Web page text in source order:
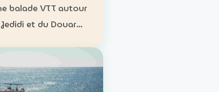
balade VTT autour
et du Douar
h à 1 h 30 Niveau :
Groupe : de 8 à